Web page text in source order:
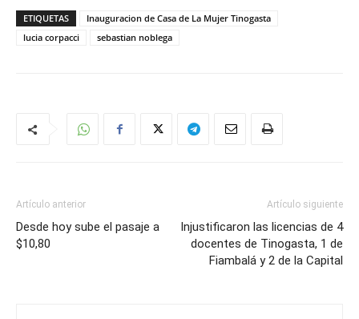
ETIQUETAS
Inauguracion de Casa de La Mujer Tinogasta
lucia corpacci
sebastian noblega
Artículo anterior
Desde hoy sube el pasaje a
$10,80
Artículo siguiente
Injustificaron las licencias de 4
docentes de Tinogasta, 1 de
Fiambalá y 2 de la Capital